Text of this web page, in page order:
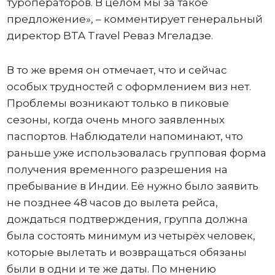
туроператоров. В целом мы за такое
предложение», – комментирует генеральный
директор BTA Travel Реваз Мгеладзе.
В то же время он отмечает, что и сейчас
особых трудностей с оформлением виз нет.
Проблемы возникают только в пиковые
сезоны, когда очень много заявленных
паспортов. Наблюдатели напоминают, что
раньше уже использовалась групповая форма
получения временного разрешения на
пребывание в Индии. Её нужно было заявить
не позднее 48 часов до вылета рейса,
дождаться подтверждения, группа должна
была состоять минимум из четырёх человек,
которые вылетать и возвращаться обязаны
были в одни и те же даты. По мнению